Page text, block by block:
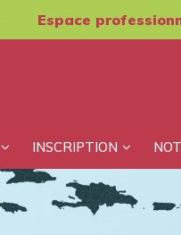
Espace
INSCRIPTION